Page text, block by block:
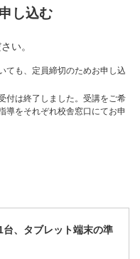
し込む
い。
ても、定員締切のためお申し込
付は終了しました。受講をご希
導をそれぞれ校舎窓口にてお申
、タブレット端末の準